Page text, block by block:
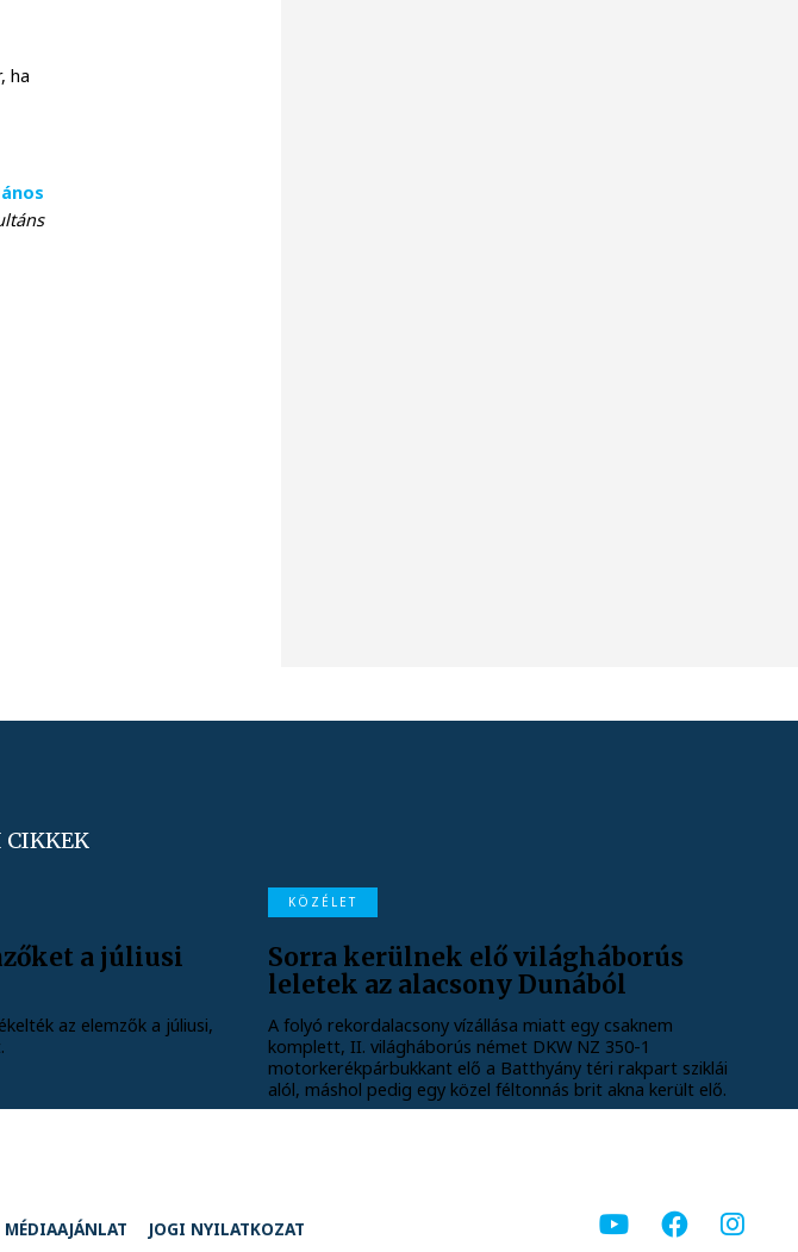
ha
CIKKEK
a júliusi
az elemzők a júliusi,
KÖZÉLET
Sorra kerülnek elő világháborús
leletek az alacsony Dunából
A folyó rekordalacsony vízállása miatt egy csaknem
komplett, II. világháborús német DKW NZ 350-1
motorkerékpárbukkant elő a Batthyány téri rakpart sziklái
alól, máshol pedig egy közel féltonnás brit akna került elő.
MÉDIAAJÁNLAT JOGI NYILATKOZAT